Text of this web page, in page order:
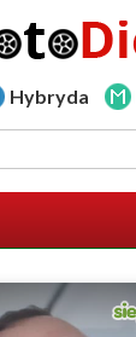
Hybryda